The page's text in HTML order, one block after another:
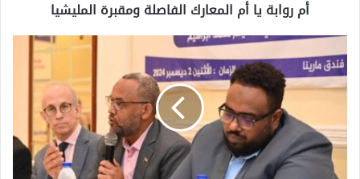
أم روابة يا أم المعارك الفاصلة ومقبرة المليشيا